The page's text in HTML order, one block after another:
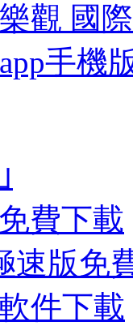
觀 國
手機
費下載
速版免
件下載